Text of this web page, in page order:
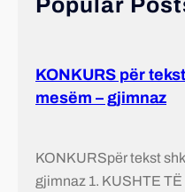
Popular
KONKURS për
mesëm – gjimnaz
KONKURSpër tekst
gjimnaz 1. KUSHTE TË